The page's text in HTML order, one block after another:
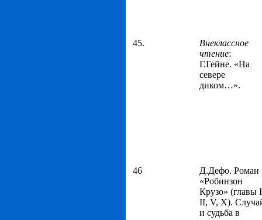
45.
Внеклассное
чтение:
Г.Гейне. «На
севере
диком…».
46
Д.Дефо. Роман
«Робинзон
Крузо» (главы
II, V, X).
и судьба в